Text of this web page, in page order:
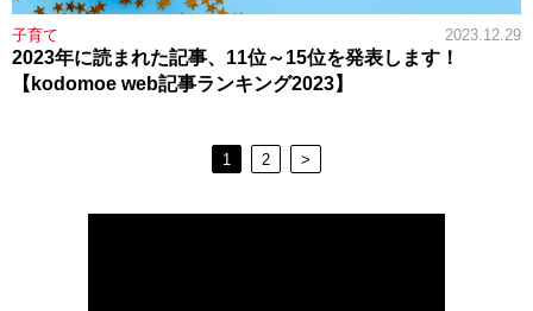
子育て 2023.12.29
2023年に読まれた記事、11位～15位を発表します！
【kodomoe web記事ランキング2023】
1 2 >